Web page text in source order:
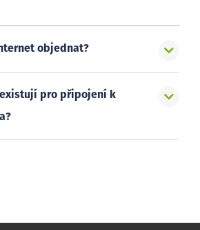
objednat?
pro připojení k